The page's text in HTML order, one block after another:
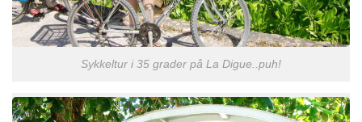
Sykkeltur i 35 grader på La Digue..puh!